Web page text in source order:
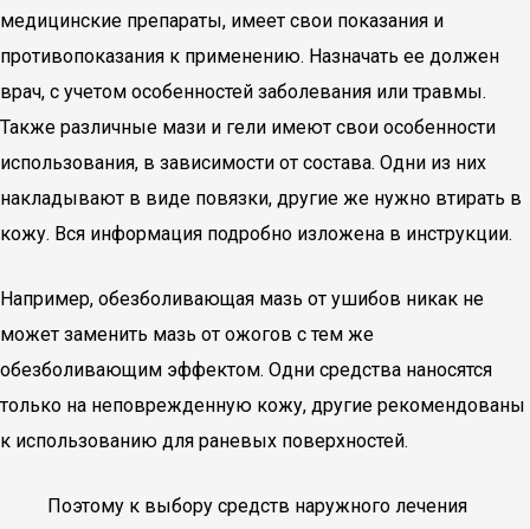
медицинские препараты, имеет свои показания и
противопоказания к применению. Назначать ее должен
врач, с учетом особенностей заболевания или травмы.
Также различные мази и гели имеют свои особенности
использования, в зависимости от состава. Одни из них
накладывают в виде повязки, другие же нужно втирать в
кожу. Вся информация подробно изложена в инструкции.
Например, обезболивающая мазь от ушибов никак не
может заменить мазь от ожогов с тем же
обезболивающим эффектом. Одни средства наносятся
только на неповрежденную кожу, другие рекомендованы
к использованию для раневых поверхностей.
Поэтому к выбору средств наружного лечения